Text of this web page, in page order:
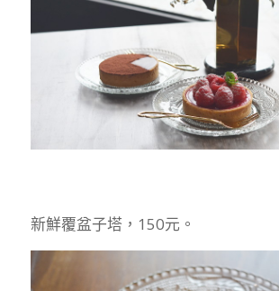
新鮮覆盆子塔，150元。